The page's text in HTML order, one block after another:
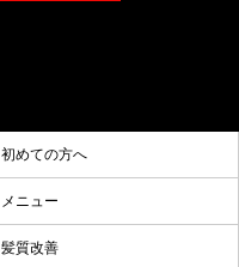
初めての方へ
メニュー
髪質改善